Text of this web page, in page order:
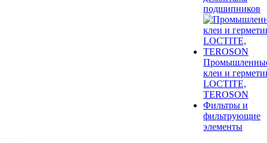
подшипников
клеи и
LOCTITE,
TEROSON
Фильтры и
фильтрующие
элементы